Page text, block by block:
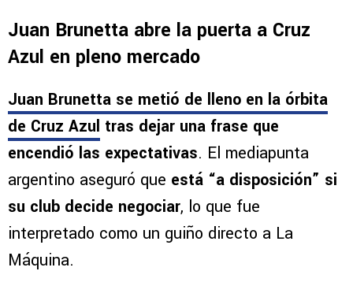
Juan Brunetta abre la puerta a Cruz
Azul en pleno mercado
Juan Brunetta se metió de lleno en la órbita
de Cruz Azul tras dejar una frase que
encendió las expectativas. El mediapunta
argentino aseguró que está “a disposición” si
su club decide negociar, lo que fue
interpretado como un guiño directo a La
Máquina.